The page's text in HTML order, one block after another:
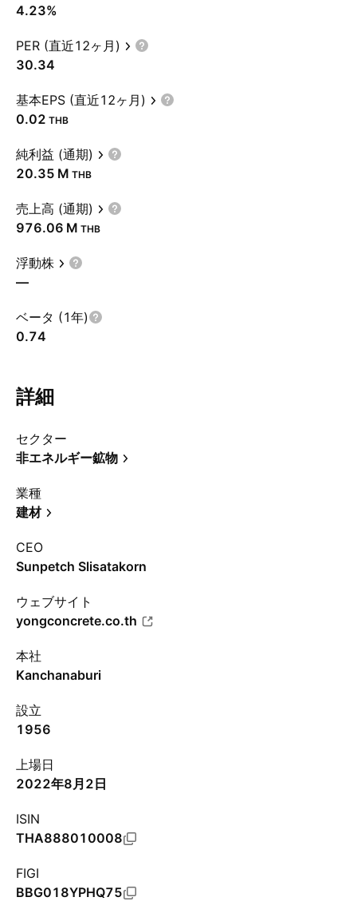
4.23%
PER (直近12ヶ月)
30.34
基本EPS (直近12ヶ月)
0.02 THB
純利益 (通期)
‪20.35 M‬ THB
売上高 (通期)
‪976.06 M‬ THB
浮動株
—
ベータ (1年)
0.74
詳細
セクター
非エネルギー鉱物
業種
建材
CEO
Sunpetch Slisatakorn
ウェブサイト
yongconcrete.co.th
本社
Kanchanaburi
設立
1956
上場日
2022年8月2日
ISIN
THA888010008
FIGI
BBG018YPHQ75